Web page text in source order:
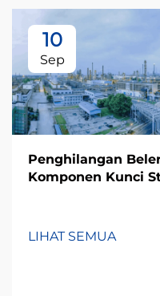
10
Sep
Penghilangan
Komponen Kunci
LIHAT SEMUA